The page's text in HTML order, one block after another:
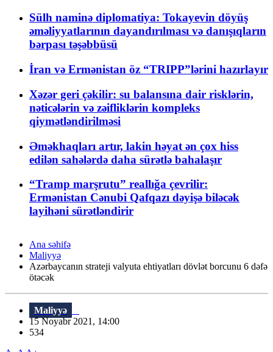
Sülh naminə diplomatiya: Tokayevin döyüş
əməliyyatlarının dayandırılması və danışıqların
bərpası təşəbbüsü
İran və Ermənistan öz “TRIPP”lərini hazırlayır
Xəzər geri çəkilir: su balansına dair risklərin,
nəticələrin və zəifliklərin kompleks
qiymətləndirilməsi
Əməkhaqları artır, lakin həyat ən çox hiss
edilən sahələrdə daha sürətlə bahalaşır
“Tramp marşrutu” reallığa çevrilir:
Ermənistan Cənubi Qafqazı dəyişə biləcək
layihəni sürətləndirir
Ana səhifə
Maliyyə
Azərbaycanın strateji valyuta ehtiyatları dövlət borcunu 6 dəfə
ötəcək
Maliyyə
15 Noyabr 2021, 14:00
534